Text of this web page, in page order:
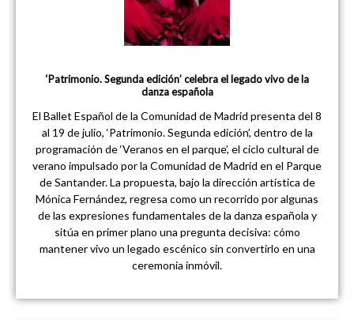
‘Patrimonio. Segunda edición’ celebra el legado vivo de la
danza española
El Ballet Español de la Comunidad de Madrid presenta del 8
al 19 de julio, ‘Patrimonio. Segunda edición’, dentro de la
programación de ‘Veranos en el parque’, el ciclo cultural de
verano impulsado por la Comunidad de Madrid en el Parque
de Santander. La propuesta, bajo la dirección artística de
Mónica Fernández, regresa como un recorrido por algunas
de las expresiones fundamentales de la danza española y
sitúa en primer plano una pregunta decisiva: cómo
mantener vivo un legado escénico sin convertirlo en una
ceremonia inmóvil.